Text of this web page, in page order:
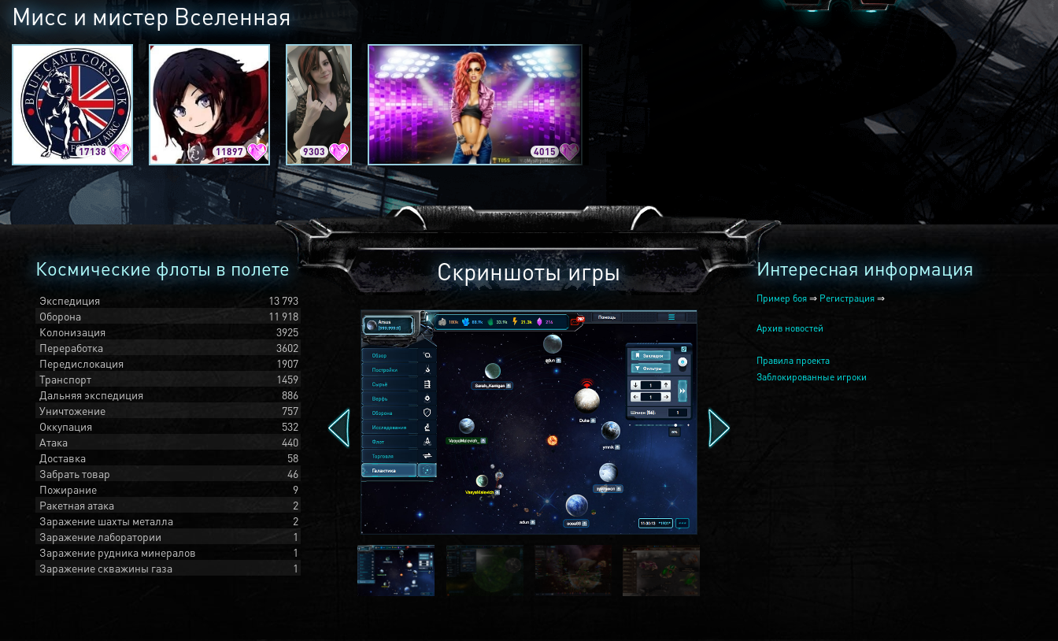
Мисс и мистер Вселенная
17138 11897 9303 4015 2240
Космические флоты в полете
Экспедиция
13 793
Оборона
11 918
Колонизация
3925
Переработка
3602
Передислокация
1907
Транспорт
1459
Дальняя экспедиция
886
Уничтожение
757
Оккупация
532
Атака
440
Доставка
58
Забрать товар
46
Пожирание
9
Ракетная атака
2
Заражение шахты металла
2
Заражение лаборатории
1
Заражение рудника минералов
1
Заражение скважины газа
1
Скриншоты игры Интересная информация
Пример боя ⇒ Регистрация ⇒
Архив новостей
Правила проекта
Заблокированные игроки